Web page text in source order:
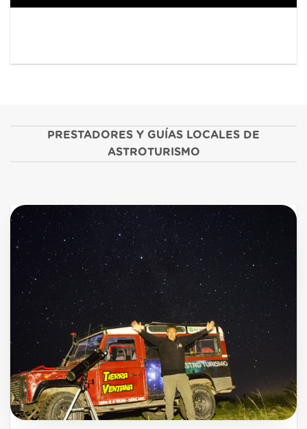
PRESTADORES Y GUÍAS LOCALES DE
ASTROTURISMO